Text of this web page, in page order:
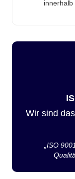
Wir sind
„ISO